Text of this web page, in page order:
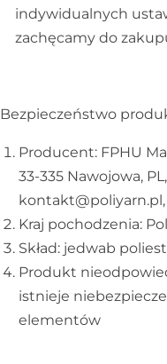
indywidualnych
zachęcamy do
Bezpieczeństwo
Producent: FPHU
33-335 Nawojowa,
kontakt@poliyarn.pl,
Kraj pochodzenia:
Skład: jedwab
Produkt
istnieje
elementów